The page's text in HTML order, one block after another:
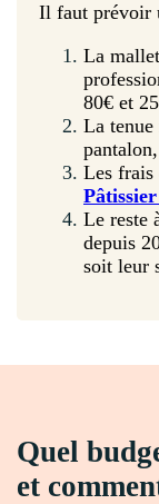
Il faut prévoir
La
80€ et
La tenue
Les
Le reste
depuis
soit leur
Quel
et